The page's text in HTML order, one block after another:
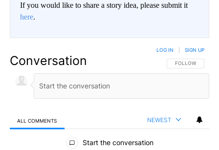
If you would like to share a story idea, please submit it
here.
Conversation FOLLOW THIS
FOLLOW
LOG IN SIGN UP
ALL COMMENTS NEWEST
All Comments
Start the conversation